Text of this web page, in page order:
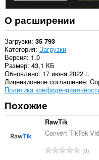
О расширении
Загрузки 35 793
Категория Загрузки
Версия 1.0
Размер 43,1 КБ
Обновлено 17 июня 2022 г.
Лицензионное соглашение
Политика
Похожие
RawTik
Convert TikTok
В0